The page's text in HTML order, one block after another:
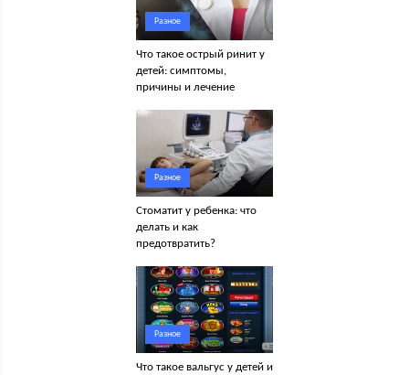
Разное
Что такое острый ринит у
детей: симптомы,
причины и лечение
Разное
Стоматит у ребенка: что
делать и как
предотвратить?
Разное
Что такое вальгус у детей и